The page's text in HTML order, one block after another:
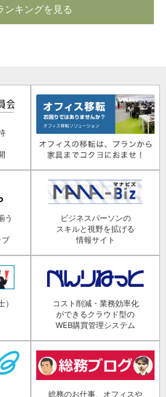
ンキングを見る
う
プ
ビジネスパーソンの
スキルと視野を拡げる
情報サイト
コスト削減・業務効率化
ができるクラウド型の
WEB購買管理システム
総務のお仕事、オフィスや